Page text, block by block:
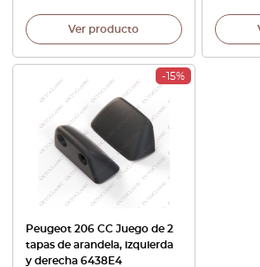
Ver producto
-15%
Peugeot 206 CC Juego de 2
tapas de arandela, izquierda
y derecha 6438E4